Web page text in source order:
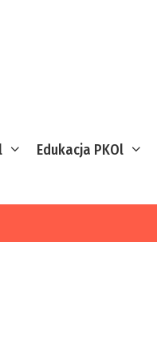
Edukacja PKOl